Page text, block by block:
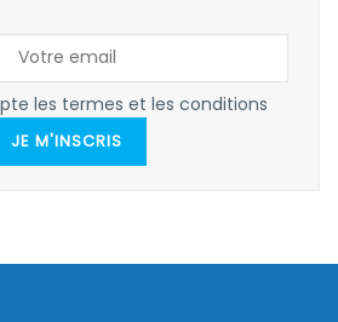
les termes et les conditions
JE M'INSCRIS